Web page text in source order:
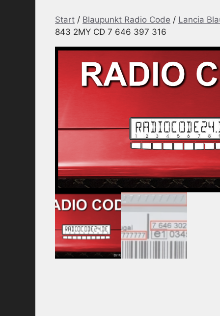
Start / Blaupunkt Radio Code / Lancia
843 2MY CD 7 646 397 316